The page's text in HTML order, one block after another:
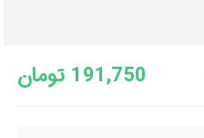
191,750 تومان